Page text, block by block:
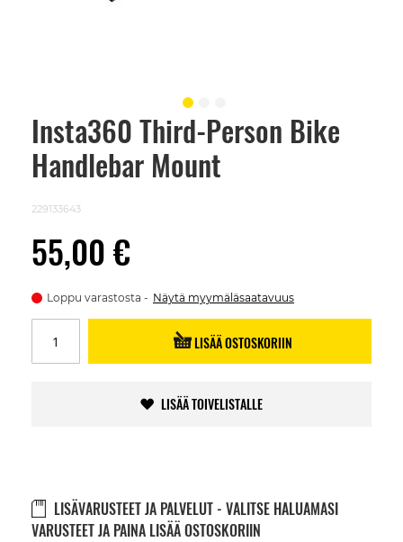
Insta360 Third-Person Bike
Handlebar Mount
229133643
55,00 €
Loppu varastosta Näytä myymäläsaatavuus
LISÄÄ OSTOSKORIIN
LISÄÄ TOIVELISTALLE
LISÄVARUSTEET JA PALVELUT - VALITSE HALUAMASI
VARUSTEET JA PAINA LISÄÄ OSTOSKORIIN
Skip
beginning
images